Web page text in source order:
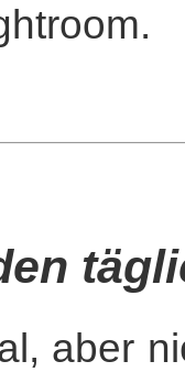
aber